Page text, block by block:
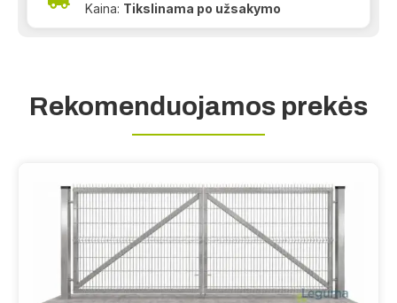
Kaina: Tikslinama po užsakymo
Rekomenduojamos prekės